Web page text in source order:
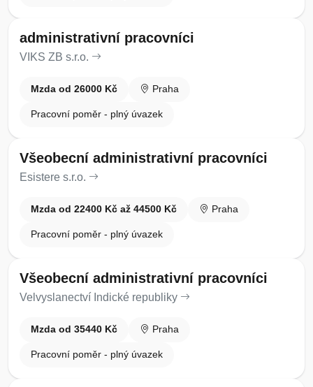
administrativní pracovníci
VIKS ZB s.r.o.
Mzda od 26000 Kč Praha
Pracovní poměr - plný úvazek
Všeobecní administrativní pracovníci
Esistere s.r.o.
Mzda od 22400 Kč až 44500 Kč Praha
Pracovní poměr - plný úvazek
Všeobecní administrativní pracovníci
Velvyslanectví Indické republiky
Mzda od 35440 Kč Praha
Pracovní poměr - plný úvazek